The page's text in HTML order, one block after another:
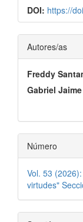
DOI: https://
del
artículo
Autores/as
Freddy
Gabriel
Número
Vol. 53
virtudes"